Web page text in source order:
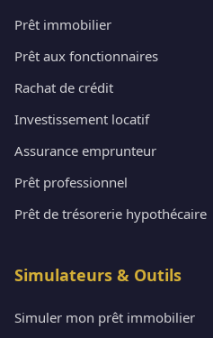
Prêt immobilier
Prêt aux fonctionnaires
Rachat de crédit
Investissement locatif
Assurance emprunteur
Prêt professionnel
Prêt de trésorerie hypothécaire
Simulateurs & Outils
Simuler mon prêt immobilier